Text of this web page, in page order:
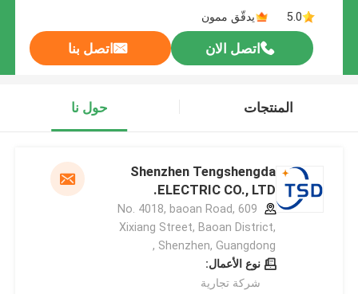
5.0
يدقّق ممون
اتصل الان اتصل بنا
المنتجات حول نا
Shenzhen Tengshengda
ELECTRIC CO., LTD.
609 No. 4018, baoan Road,
Xixiang Street, Baoan District,
Shenzhen, Guangdong ,
نوع الأعمال:
شركة تجارية